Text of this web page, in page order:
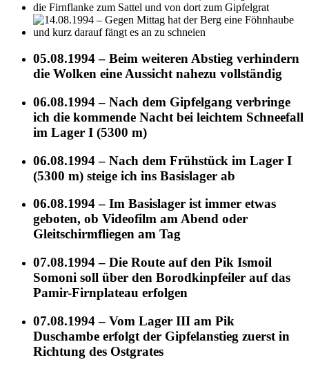
05.08.1994 – Beim weiteren Abstieg verhindern
die Wolken eine Aussicht nahezu vollständig
06.08.1994 – Nach dem Gipfelgang verbringe
ich die kommende Nacht bei leichtem Schneefall
im Lager I (5300 m)
06.08.1994 – Nach dem Frühstück im Lager I
(5300 m) steige ich ins Basislager ab
06.08.1994 – Im Basislager ist immer etwas
geboten, ob Videofilm am Abend oder
Gleitschirmfliegen am Tag
07.08.1994 – Die Route auf den Pik Ismoil
Somoni soll über den Borodkinpfeiler auf das
Pamir-Firnplateau erfolgen
07.08.1994 – Vom Lager III am Pik
Duschambe erfolgt der Gipfelanstieg zuerst in
Richtung des Ostgrates